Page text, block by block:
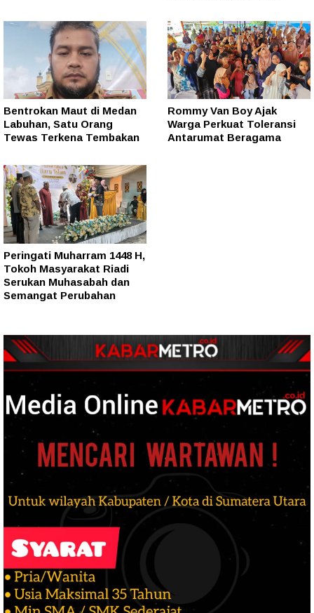
Bentrokan Maut di Medan
Labuhan, Satu Orang
Tewas Terkena Tembakan
Rommy Van Boy Ajak
Warga Perkuat Toleransi
Antarumat Beragama
Peringati Muharram 1448 H,
Tokoh Masyarakat Riadi
Serukan Muhasabah dan
Semangat Perubahan